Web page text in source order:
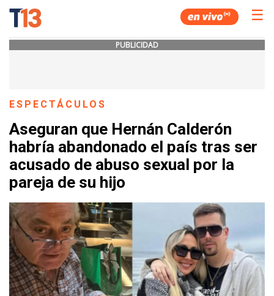
☰
PUBLICIDAD
ESPECTÁCULOS
Aseguran que Hernán Calderón
habría abandonado el país tras ser
acusado de abuso sexual por la
pareja de su hijo